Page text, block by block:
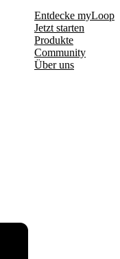
Entdecke myLoop
Jetzt starten
Produkte
Community
Über uns